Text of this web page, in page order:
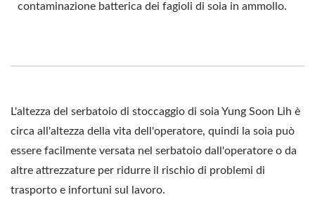
contaminazione batterica dei fagioli di soia in ammollo.
L'altezza del serbatoio di stoccaggio di soia Yung Soon Lih è
circa all'altezza della vita dell'operatore, quindi la soia può
essere facilmente versata nel serbatoio dall'operatore o da
altre attrezzature per ridurre il rischio di problemi di
trasporto e infortuni sul lavoro.